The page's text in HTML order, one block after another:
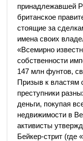
принадлежавшей
британское
стоящие за
имена своих
«Всемирно
собственности
147 млн фунтов,
Призыв к властям
преступники
деньги, покупая
недвижимости в
активисты
Бейкер-стрит